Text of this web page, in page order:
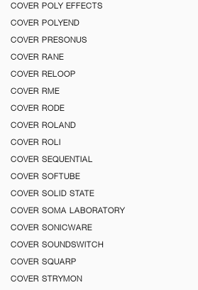
COVER POLY EFFECTS
COVER POLYEND
COVER PRESONUS
COVER RANE
COVER RELOOP
COVER RME
COVER RODE
COVER ROLAND
COVER ROLI
COVER SEQUENTIAL
COVER SOFTUBE
COVER SOLID STATE
COVER SOMA LABORATORY
COVER SONICWARE
COVER SOUNDSWITCH
COVER SQUARP
COVER STRYMON